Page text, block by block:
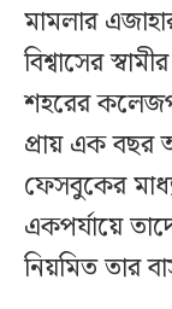
মামলার
বিশ্বাসের
শহরের
প্রায় এক বছর
ফেসবুকের
একপর্যায়ে
নিয়মিত তার